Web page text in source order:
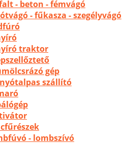
- beton - fémvágó
- fűkasza - szegélyvágó
traktor
gép
szállító
- lombszívó